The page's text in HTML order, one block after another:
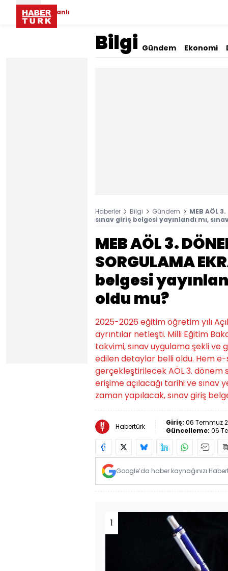
Canlı
Bilgi Gündem Ekonomi
Haberler Bilgi Gündem
MEB AÖL 3.
sınav giriş belgesi yayınlandı mı,
MEB AÖL 3.
SORGULAMA
belgesi
oldu mu?
2025-2026 eğitim öğretim yılı
ayrıntılar netleşti. Milli Eğitim
takvimi, sınav uygulama şekli ve
edilen detaylar belli oldu. Hem e-
gerçekleştirilecek AÖL 3. dönem
erişime açılacağı tarihi ve sınav
zaman yapılacak, sınav giriş
Habertürk Giriş: 06 Temmuz
Güncelleme: 06
Google’da haber kaynağınızı
1